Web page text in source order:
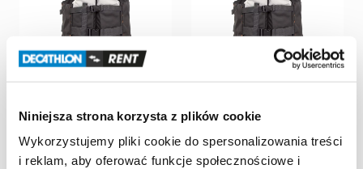
Niniejsza strona korzysta z plików cookie
Wykorzystujemy pliki cookie do spersonalizowania treści
i reklam, aby oferować funkcje społecznościowe i
Kamizelka asekuracyjna
żeglarska​/​kajakowa​/​SUP
Kamizelka asekuracyjna
żeglarska​/​kajakowa